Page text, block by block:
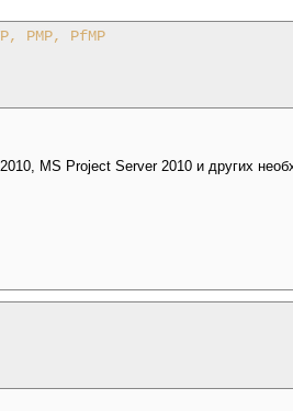
PMP, PfMP
MS Project Server 2010 и других